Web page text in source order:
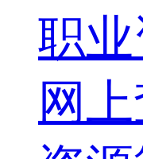
职
网